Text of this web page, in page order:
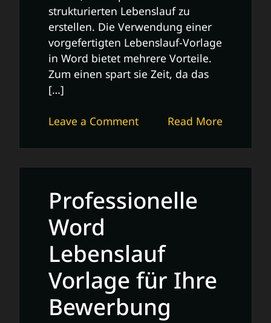
strukturierten Lebenslauf zu
erstellen. Die Verwendung einer
vorgefertigten Lebenslauf-Vorlage
in Word bietet mehrere Vorteile.
Zum einen spart sie Zeit, da das
[…]
Read More
Leave a Commenton
Lebenslauf:
Die
Word-
deine
Bewerbung
Professionelle
Word
Lebenslauf
Vorlage für Ihre
Bewerbung